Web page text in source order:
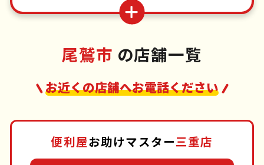
尾鷲市 の店舗一覧
お近くの店舗へお電話ください
便利屋お助けマスター三重店